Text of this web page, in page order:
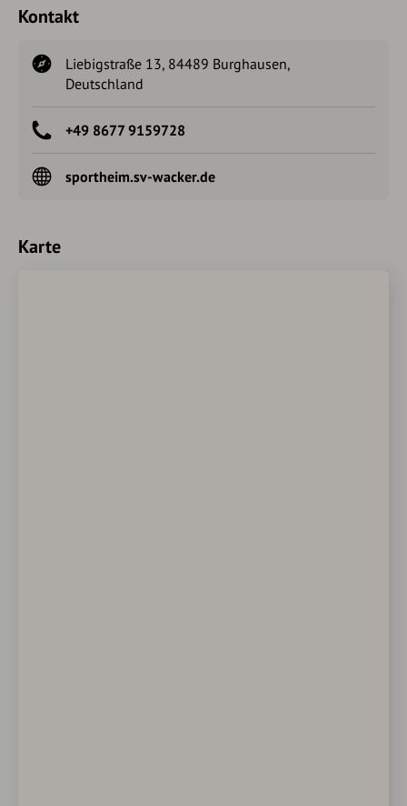
Kontakt
Liebigstraße 13, 84489 Burghausen,
Deutschland
+49 8677 9159728
sportheim.sv-wacker.de
Karte